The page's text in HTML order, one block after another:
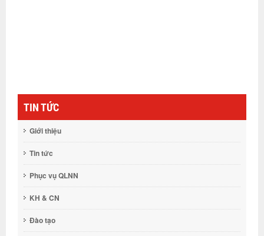
TIN TỨC
Giới thiệu
Tin tức
Phục vụ QLNN
KH & CN
Đào tạo